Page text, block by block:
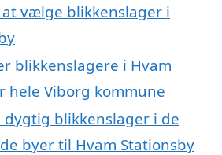
at vælge blikkenslager i
blikkenslagere i Hvam
hele Viborg kommune
dygtig blikkenslager i de
byer til Hvam Stationsby